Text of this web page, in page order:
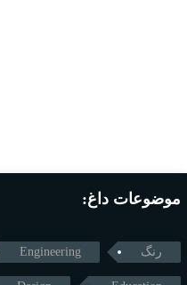
موضوعات داغ:
رنگ Engineering